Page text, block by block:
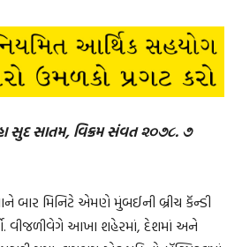
સુદ સાતમ, વિક્રમ સંવત ૨૦૭૮. ૭
બાર મિનિટે એમણે મુંબઈની બ્રીચ કૅન્ડી
વીજળીવેગે આખા શહેરમાં, દેશમાં અને